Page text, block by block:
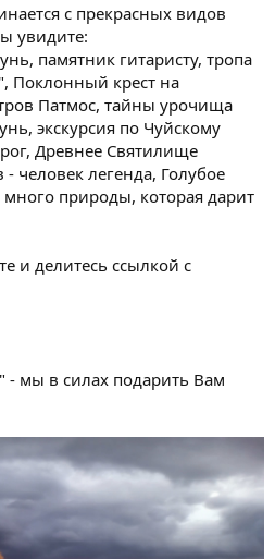
с прекрасных видов
увидите:
памятник гитаристу, тропа
Поклонный крест на
Патмос, тайны урочища
экскурсия по Чуйскому
Древнее Святилище
человек легенда, Голубое
природы, которая дарит
и делитесь ссылкой с
- мы в силах подарить Вам